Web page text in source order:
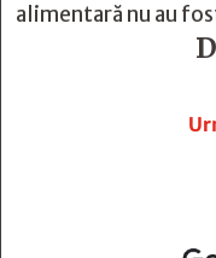
alimentară nu au